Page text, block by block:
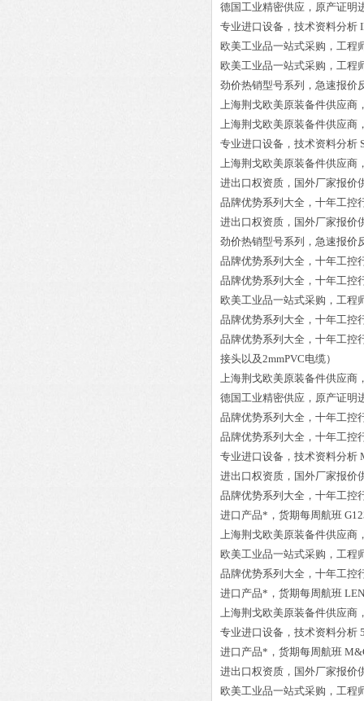
德国工业精密供应，原产证明
专业进口设备，技术资料分析
欧美工业品一站式采购，工程
欧美工业品一站式采购，工程
劲价热销型号系列，急速报价
上海荆戈欧美原装备件供应商
上海荆戈欧美原装备件供应商
专业进口设备，技术资料分析
上海荆戈欧美原装备件供应商
进出口权资质，国外厂家报价
品牌优势系列大全，十年工控
进出口权资质，国外厂家报价
劲价热销型号系列，急速报价
品牌优势系列大全，十年工控
品牌优势系列大全，十年工控
欧美工业品一站式采购，工程
品牌优势系列大全，十年工控
品牌优势系列大全，十年工控
接头以及2mmPVC电缆）
上海荆戈欧美原装备件供应商
德国工业精密供应，原产证明
品牌优势系列大全，十年工控
品牌优势系列大全，十年工控
专业进口设备，技术资料分析
进出口权资质，国外厂家报价
品牌优势系列大全，十年工控
进口产品*，货期每周航班
上海荆戈欧美原装备件供应商
欧美工业品一站式采购，工程
品牌优势系列大全，十年工控
进口产品*，货期每周航班
上海荆戈欧美原装备件供应商
专业进口设备，技术资料分析
进口产品*，货期每周航班
进出口权资质，国外厂家报价
欧美工业品一站式采购，工程